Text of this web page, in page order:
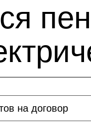
на договор